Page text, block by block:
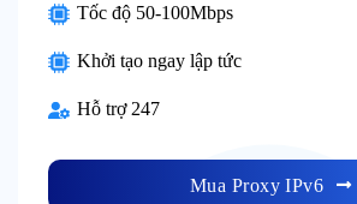
Tốc độ 50-100Mbps
Khởi tạo ngay lập tức
Hỗ trợ 247
Mua Proxy IPv6